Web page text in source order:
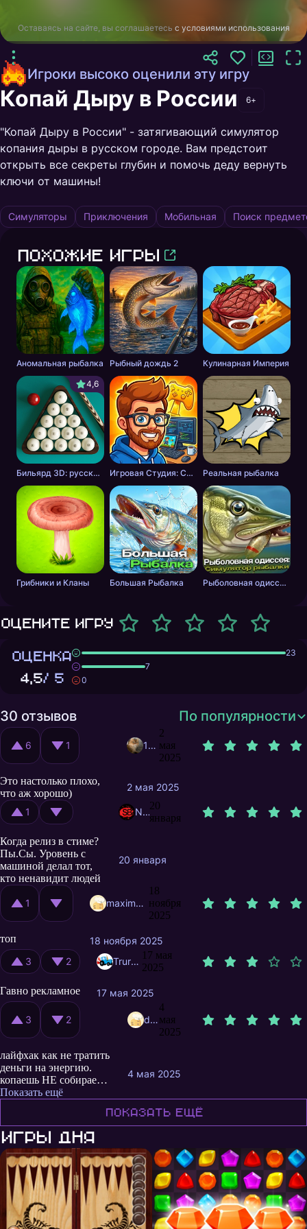
Оставаясь на сайте, вы соглашаетесь с условиями использования
Игроки высоко оценили эту игру
Копай Дыру в России 6+
"Копай Дыру в России" - затягивающий симулятор
копания дыры в русском городе. Вам предстоит
открыть все секреты глубин и помочь деду вернуть
ключи от машины!
Симуляторы Приключения Мобильная Поиск
Похожие игры
Аномальная рыбалка Рыбный дождь 2
Кулинарная Империя
4,6
Бильярд 3D: русский бильярд Игровая Студия: Симулятор Разработчика Реальная рыбалка
Грибники и Кланы Большая Рыбалка Рыболовная одиссея: Симулятор рыбалки
Оцените игру
ОЦЕНКА
4,5/ 5
23
7
0
30 отзывов По популярности
6 1 18tat18
2
мая
2025
Это настолько плохо,
что аж хорошо)
2 мая 2025
1 Nikimo
20
января
Когда релиз в стиме?
Пы.Сы. Уровень с
машиной делал тот,
кто ненавидит людей
20 января
1 maxim33333333333
18
ноября
2025
топ
18 ноября 2025
3
2 Trurururu
17 мая
2025
Гавно рекламное
17 мая 2025
3 2 deviLM1
4
мая
2025
лайфхак как не тратить
деньги на энергию.
копаешь НЕ собираешь
предметы, умираешь.
предметы и продаешь.
повторить столько раз,
пока все не
прокачаешь)) на старте
можно собрать
ресурсы, и на крышах
тоже есть они
Показать ещё
4 мая 2025
Показать ещё
Игры дня